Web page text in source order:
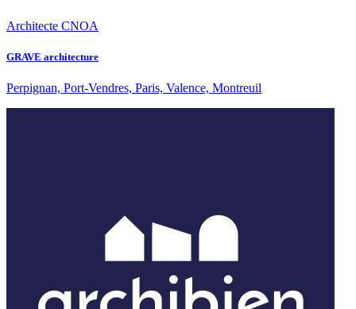
Architecte CNOA
GRAVE architecture
Perpignan, Port-Vendres, Paris, Valence, Montreuil